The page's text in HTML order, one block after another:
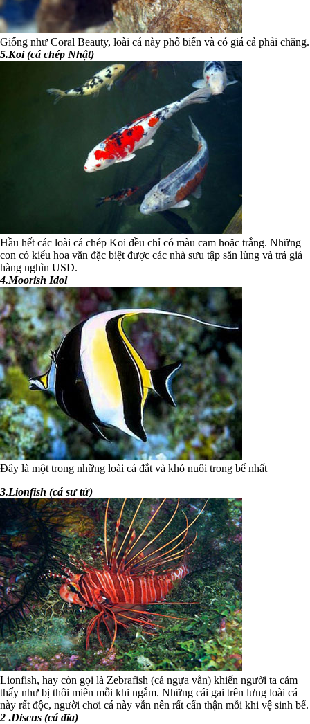
Giống như Coral Beauty, loài cá này phổ biến và có giá cả phải chăng.
5.Koi (cá chép Nhật)
Hầu hết các loài cá chép Koi đều chỉ có màu cam hoặc trắng. Những
con có kiểu hoa văn đặc biệt được các nhà sưu tập săn lùng và trả giá
hàng nghìn USD.
4.Moorish Idol
Đây là một trong những loài cá đắt và khó nuôi trong bể nhất
3.Lionfish (cá sư tử)
Lionfish, hay còn gọi là Zebrafish (cá ngựa vằn) khiến người ta cảm
thấy như bị thôi miên mỗi khi ngắm. Những cái gai trên lưng loài cá
này rất độc, người chơi cá này vẫn nên rất cẩn thận mỗi khi vệ sinh bể.
2 .Discus (cá đĩa)